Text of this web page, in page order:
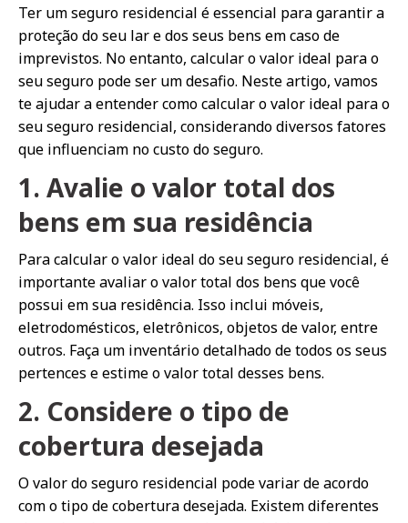
Ter um seguro residencial é essencial para garantir a
proteção do seu lar e dos seus bens em caso de
imprevistos. No entanto, calcular o valor ideal para o
seu seguro pode ser um desafio. Neste artigo, vamos
te ajudar a entender como calcular o valor ideal para o
seu seguro residencial, considerando diversos fatores
que influenciam no custo do seguro.
1. Avalie o valor total dos
bens em sua residência
Para calcular o valor ideal do seu seguro residencial, é
importante avaliar o valor total dos bens que você
possui em sua residência. Isso inclui móveis,
eletrodomésticos, eletrônicos, objetos de valor, entre
outros. Faça um inventário detalhado de todos os seus
pertences e estime o valor total desses bens.
2. Considere o tipo de
cobertura desejada
O valor do seguro residencial pode variar de acordo
com o tipo de cobertura desejada. Existem diferentes